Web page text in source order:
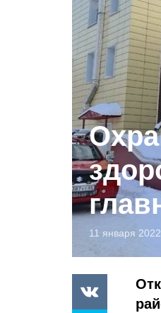
11 января